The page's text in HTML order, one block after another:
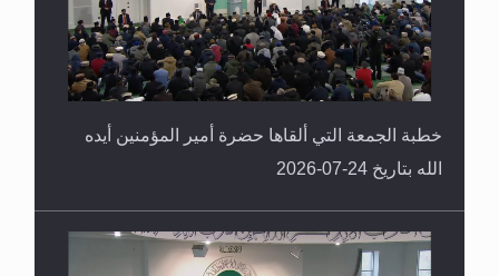
خطبة الجمعة التي ألقاها حضرة أمير المؤمنين أيده
الله بتاريخ 24-07-2026